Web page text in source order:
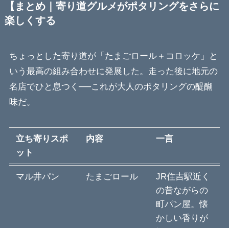
【まとめ｜寄り道グルメがポタリングをさらに
楽しくする
ちょっとした寄り道が「たまごロール＋コロッケ」と
いう最高の組み合わせに発展した。走った後に地元の
名店でひと息つく──これが大人のポタリングの醍醐
味だ。
立ち寄りスポ
ット
内容 一言
マル井パン たまごロール
JR住吉駅近く
の昔ながらの
町パン屋。懐
かしい香りが